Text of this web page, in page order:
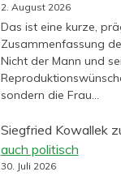
2. August 2026
Das ist eine kurze,
Zusammenfassung
Nicht der Mann und
sondern die Frau…
Siegfried Kowallek
auch politisch
30. Juli 2026